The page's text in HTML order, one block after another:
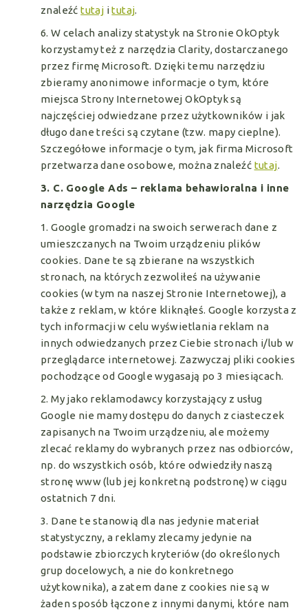
znaleźćtutaj itutaj.
6. W celach analizy statystyk na Stronie OkOptyk
korzystamy też z narzędzia Clarity, dostarczanego
przez firmę Microsoft. Dzięki temu narzędziu
zbieramy anonimowe informacje o tym, które
miejsca Strony Internetowej OkOptyk są
najczęściej odwiedzane przez użytkowników i jak
długo dane treści są czytane (tzw. mapy cieplne).
Szczegółowe informacje o tym, jak firma Microsoft
przetwarza dane osobowe, można znaleźć tutaj.
3. C. Google Ads – reklama behawioralna i inne
narzędzia Google
1. Google gromadzi na swoich serwerach dane z
umieszczanych na Twoim urządzeniu plików
cookies. Dane te są zbierane na wszystkich
stronach, na których zezwoliłeś na używanie
cookies (w tym na naszej Stronie Internetowej), a
także z reklam, w które kliknąłeś. Google korzysta z
tych informacji w celu wyświetlania reklam na
innych odwiedzanych przez Ciebie stronach i/lub w
przeglądarce internetowej. Zazwyczaj pliki cookies
pochodzące od Google wygasają po 3 miesiącach.
2. My jako reklamodawcy korzystający z usług
Google nie mamy dostępu do danych z ciasteczek
zapisanych na Twoim urządzeniu, ale możemy
zlecać reklamy do wybranych przez nas odbiorców,
np. do wszystkich osób, które odwiedziły naszą
stronę www (lub jej konkretną podstronę) w ciągu
ostatnich 7 dni.
3. Dane te stanowią dla nas jedynie materiał
statystyczny, a reklamy zlecamy jedynie na
podstawie zbiorczych kryteriów (do określonych
grup docelowych, a nie do konkretnego
użytkownika), a zatem dane z cookies nie są w
żaden sposób łączone z innymi danymi, które nam